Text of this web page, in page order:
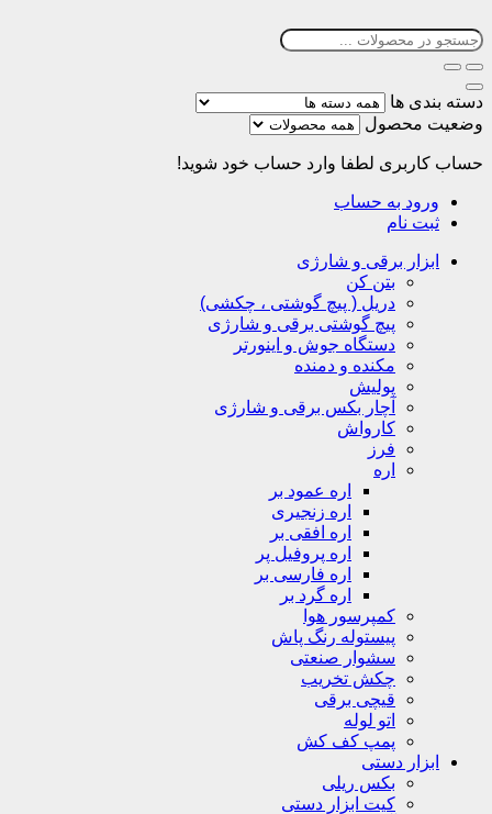
دسته بندی ها
وضعیت محصول
حساب کاربری لطفا وارد حساب خود شوید!
ورود به حساب
ثبت نام
ابزار برقی و شارژی
بتن کن
دریل ( پیچ گوشتی ، چکشی)
پیچ گوشتی برقی و شارژی
دستگاه جوش و اینورتر
مکنده و دمنده
پولیش
آچار بکس برقی و شارژی
کارواش
فرز
اره
اره عمود بر
اره زنجیری
اره افقی بر
اره پروفیل پر
اره فارسی بر
اره گرد بر
کمپرسور هوا
پیستوله رنگ پاش
سشوار صنعتی
چکش تخریب
قیچی برقی
اتو لوله
پمپ کف کش
ابزار دستی
بکس ریلی
کیت ابزار دستی